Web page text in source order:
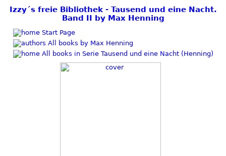
Izzy´s freie Bibliothek - Tausend und eine Nacht.
Band II by Max Henning
Start Page
All books by Max Henning
All books in Serie Tausend und eine Nacht (Henning)